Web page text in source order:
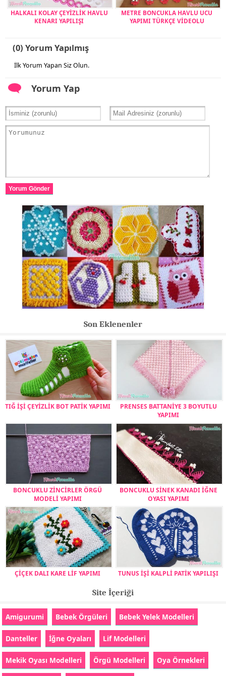
HALKALI KOLAY ÇEYİZLİK HAVLU
KENARI YAPILIŞI
METRE BONCUKLA HAVLU UCU
YAPIMI TÜRKÇE VİDEOLU
(0) Yorum Yapılmış
İlk Yorum Yapan Siz Olun.
Yorum Yap
Yorum Gönder
Son Eklenenler
TIĞ İŞİ ÇEYİZLİK BOT PATİK YAPIMI
PRENSES BATTANİYE 3 BOYUTLU
YAPIMI
BONCUKLU ZİNCİRLER ÖRGÜ
MODELİ YAPIMI
BONCUKLU SİNEK KANADI İĞNE
OYASI YAPIMI
ÇİÇEK DALI KARE LİF YAPIMI TUNUS İŞİ KALPLİ PATİK YAPILIŞI
Site İçeriği
Amigurumi Bebek Örgüleri Bebek Yelek Modelleri
Danteller İğne Oyaları Lif Modelleri
Mekik Oyası Modelleri Örgü Modelleri Oya Örnekleri